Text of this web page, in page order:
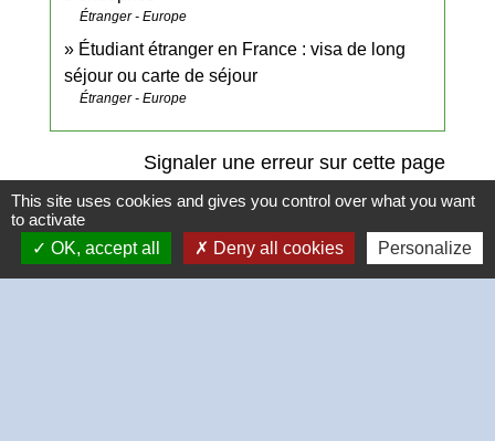
Étranger - Europe
Étudiant étranger en France : visa de long
séjour ou carte de séjour
Étranger - Europe
Signaler une erreur sur cette page
This site uses cookies and gives you control over what you want
to activate
OK, accept all
Deny all cookies Personalize